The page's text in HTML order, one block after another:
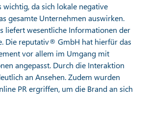
wichtig, da sich lokale negative
gesamte Unternehmen auswirken.
liefert wesentliche Informationen der
Die reputativ® GmbH hat hierfür das
vor allem im Umgang mit
angepasst. Durch die Interaktion
an Ansehen. Zudem wurden
PR ergriffen, um die Brand an sich